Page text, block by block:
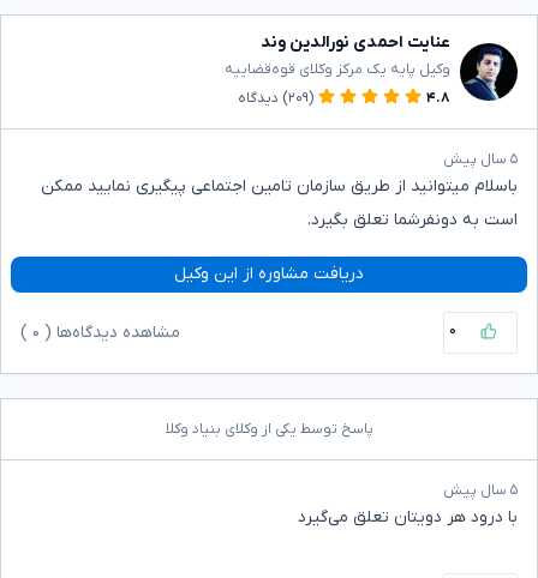
عنایت احمدی نورالدین وند
وکیل پایه یک مرکز وکلای قوه‌قضاییه
۴.۸
(۲۰۹) دیدگاه
۵ سال پیش
باسلام میتوانید از طریق سازمان تامین اجتماعی پیگیری نمایید ممکن
است به دونفرشما تعلق بگیرد.
دریافت مشاوره از این وکیل
۰ مشاهده دیدگاه‌ها ( ۰
پاسخ توسط یکی از وکلای بنیاد وکلا
۵ سال پیش
با درود هر دویتان تعلق می‌گیرد